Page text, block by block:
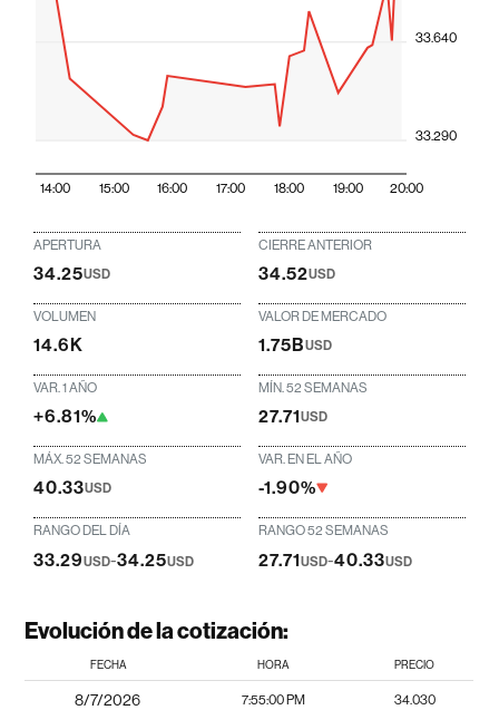
14:00 15:00 16:00 17:00 18:00 19:00 20:00
33.290
33.640
APERTURA
34.25USD
CIERRE ANTERIOR
34.52USD
VOLUMEN
14.6K
VALOR DE MERCADO
1.75BUSD
VAR. 1 AÑO
+6.81%
MÍN. 52 SEMANAS
27.71USD
MÁX. 52 SEMANAS
40.33USD
VAR. EN EL AÑO
-1.90%
RANGO DEL DÍA
33.29USD-34.25USD
RANGO 52 SEMANAS
27.71USD-40.33USD
Evolución de la cotización:
FECHA HORA PRECIO
8/7/2026 7:55:00 PM 34.030